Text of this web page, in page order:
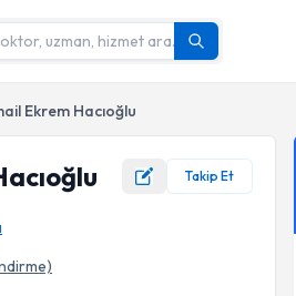
Ekrem Hacıoğlu
Takip Et